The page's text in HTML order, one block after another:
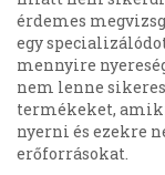
érdemes
egy
mennyire
nem lenne
termékeket,
nyerni és ezekre
erőforrásokat.